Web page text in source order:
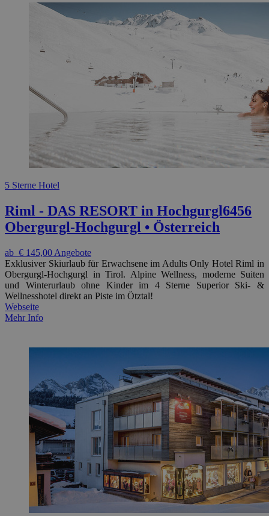
5 Sterne Hotel
Riml - DAS RESORT in Hochgurgl6456
Obergurgl-Hochgurgl • Österreich
ab € 145,00 Angebote
Exklusiver Skiurlaub für Erwachsene im Adults Only Hotel Riml in
Obergurgl-Hochgurgl in Tirol. Alpine Wellness, moderne Suiten
und Winterurlaub ohne Kinder im 4 Sterne Superior Ski- &
Wellnesshotel direkt an Piste im Ötztal!
Webseite
Mehr Info